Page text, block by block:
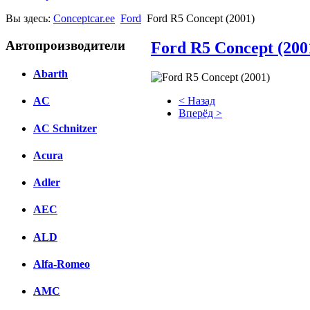
Вы здесь: Conceptcar.ee Ford Ford R5 Concept (2001)
Автопроизводители
Abarth
AC
AC Schnitzer
Acura
Adler
AEC
ALD
Alfa-Romeo
AMC
Ford R5 Concept
< Назад
Вперёд >